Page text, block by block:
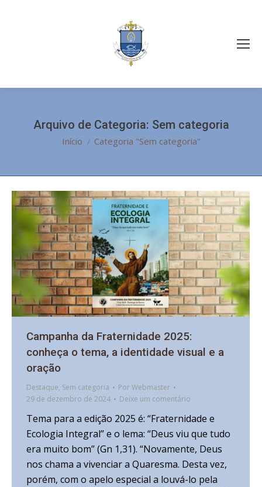
Arquivo de Categoria: Sem categoria
Você está aqui:
Início Categoria "Sem categoria"
Campanha da Fraternidade 2025:
conheça o tema, a identidade visual e a
oração
Destaque, Sem categoria PorWebmaster
29 de dezembro de 2024
Deixe um comentário
Tema para a edição 2025 é: “Fraternidade e
Ecologia Integral” e o lema: “Deus viu que tudo
era muito bom” (Gn 1,31). “Novamente, Deus
nos chama a vivenciar a Quaresma. Desta vez,
porém, com o apelo especial a louvá-lo pela